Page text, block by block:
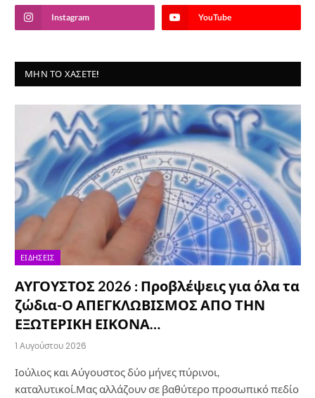
Instagram YouTube
ΜΗΝ ΤΟ ΧΆΣΕΤΕ!
ΕΙΔΉΣΕΙΣ
ΑΥΓΟΥΣΤΟΣ 2026 : Προβλέψεις για όλα τα
ζώδια-Ο ΑΠΕΓΚΛΩΒΙΣΜΟΣ ΑΠΟ ΤΗΝ
ΕΞΩΤΕΡΙΚΗ ΕΙΚΟΝΑ…
1 Αυγούστου 2026
Ιούλιος και Αύγουστος δύο μήνες πύρινοι,
καταλυτικοί.Μας αλλάζουν σε βαθύτερο προσωπικό πεδίο